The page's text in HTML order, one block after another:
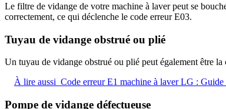
Le filtre de vidange de votre machine à laver peut se
correctement, ce qui déclenche le code erreur E03.
Tuyau de vidange obstrué ou plié
Un tuyau de vidange obstrué ou plié peut également être
À lire aussi Code erreur E1 machine à laver LG :
Pompe de vidange défectueuse